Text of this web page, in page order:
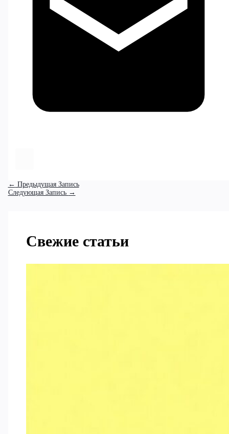
← Предыдущая Запись
Следующая Запись →
Свежие статьи